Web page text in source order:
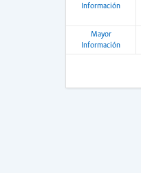
Información
Mayor
Información